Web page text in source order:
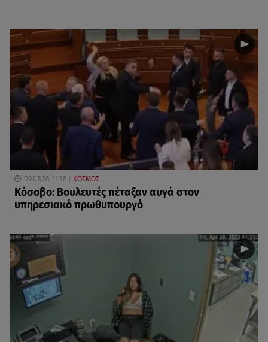
09.08.26, 11:38 ΚΟΣΜΟΣ
Κόσοβο: Βουλευτές πέταξαν αυγά στον
υπηρεσιακό πρωθυπουργό